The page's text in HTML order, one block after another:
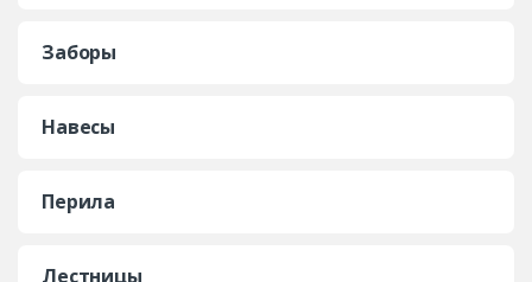
Заборы
Навесы
Перила
Лестницы